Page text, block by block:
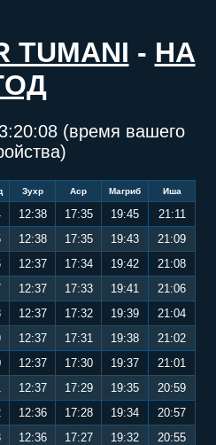
TUMANI - НА
(время вашего
Зухр Аср Магриб Иша
12:38 17:35 19:45
21:11
12:38 17:35 19:43
21:09
12:37 17:34 19:42
21:08
12:37 17:33 19:41
21:06
12:37 17:32 19:39
21:04
12:37 17:31 19:38
21:02
12:37 17:30 19:37
21:01
12:37 17:29 19:35
20:59
12:36 17:28 19:34
20:57
12:36 17:27 19:32
20:55